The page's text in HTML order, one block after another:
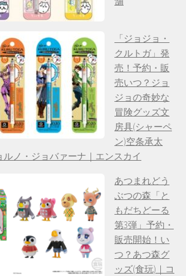
「ジョジョ・
クルトガ」発
売！予約・販
売いつ？ジョ
ジョの奇妙な
冒険グッズ文
房具(シャーペ
ン)空条承太
ノ・ジョバァーナ｜エンスカイ
あつまれどう
ぶつの森「と
もだちどーる
第3弾」予約・
販売開始！い
つ？あつ森グ
ッズ(食玩)｜コ